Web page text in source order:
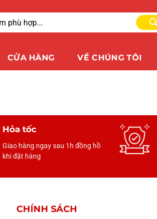
CỬA HÀNG VỀ CHÚNG TÔI
Hỏa tốc
Giao hàng ngay sau 1h đồng hồ
khi đặt hàng
CHÍNH SÁCH